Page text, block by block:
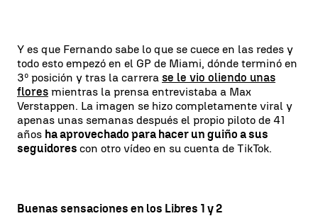
Y es que Fernando sabe lo que se cuece en las redes y
todo esto empezó en el GP de Miami, dónde terminó en
3º posición y tras la carrera se le vio oliendo unas
flores mientras la prensa entrevistaba a Max
Verstappen. La imagen se hizo completamente viral y
apenas unas semanas después el propio piloto de 41
años ha aprovechado para hacer un guiño a sus
seguidores con otro vídeo en su cuenta de TikTok.
Buenas sensaciones en los Libres 1 y 2